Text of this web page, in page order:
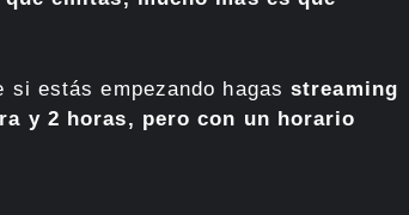
si estás empezando hagas streaming
y 2 horas, pero con un horario